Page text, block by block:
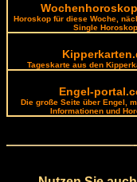
Horoskop für diese Woche,
Single Horoskop
Tageskarte aus den
Engel-
Die große Seite über Engel,
Informationen und